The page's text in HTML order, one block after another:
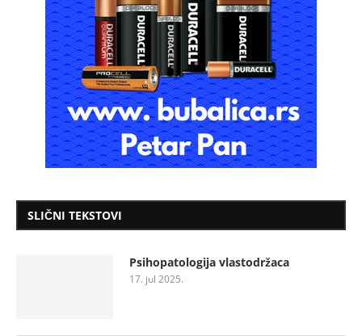
SLIČNI TEKSTOVI
Psihopatologija vlastodržaca
17. jul 2025.